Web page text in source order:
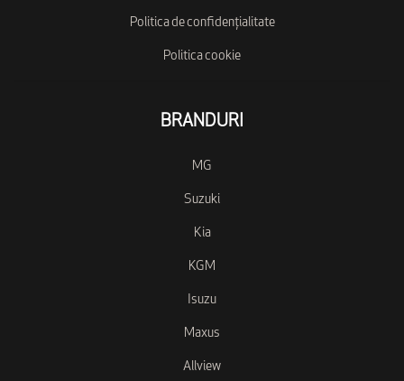
Politica de confidențialitate
Politica cookie
BRANDURI
MG
Suzuki
Kia
KGM
Isuzu
Maxus
Allview